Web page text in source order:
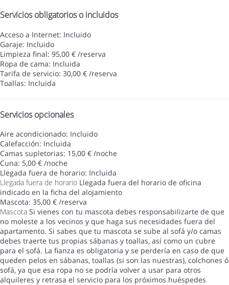
Servicios obligatorios o incluidos
Acceso a Internet: Incluido
Garaje: Incluido
Limpieza final: 95,00 € /reserva
Ropa de cama: Incluida
Tarifa de servicio: 30,00 € /reserva
Toallas: Incluida
Servicios opcionales
Aire acondicionado: Incluido
Calefacción: Incluida
Camas supletorias: 15,00 € /noche
Cuna: 5,00 € /noche
Llegada fuera de horario: Incluida
Llegada fuera de horario Llegada fuera del horario de oficina
indicado en la ficha del alojamiento
Mascota: 35,00 € /reserva
Mascota Si vienes con tu mascota debes responsabilizarte de que
no moleste a los vecinos y que haga sus necesidades fuera del
apartamento. Si sabes que tu mascota se sube al sofá y/o camas
debes traerte tus propias sábanas y toallas, así como un cubre
para el sofá. La fianza es obligatoria y se perdería en caso de que
queden pelos en sábanas, toallas (si son las nuestras), colchones ó
sofá, ya que esa ropa no se podría volver a usar para otros
alquileres y retrasa el servicio para los próximos huéspedes